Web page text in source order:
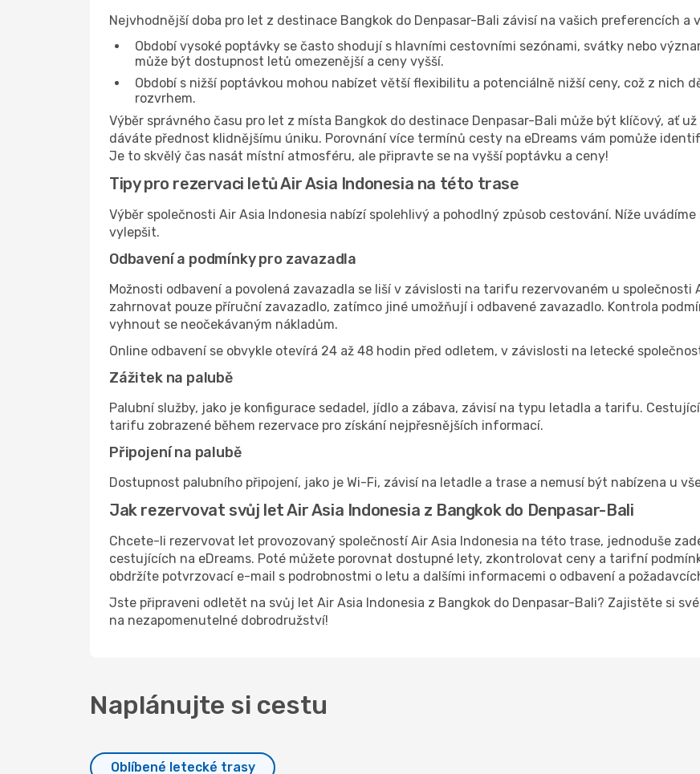
Nejvhodnější doba pro let z destinace Bangkok do Denpasar-Bali závisí na vašich preferencích a
Období vysoké poptávky se často shodují s hlavními cestovními sezónami, svátky nebo
může být dostupnost letů omezenější a ceny vyšší.
Období s nižší poptávkou mohou nabízet větší flexibilitu a potenciálně nižší ceny, což z nich
rozvrhem.
Výběr správného času pro let z místa Bangkok do destinace Denpasar-Bali může být klíčový, ať
dáváte přednost klidnějšímu úniku. Porovnání více termínů cesty na eDreams vám pomůže
Je to skvělý čas nasát místní atmosféru, ale připravte se na vyšší poptávku a ceny!
Tipy pro rezervaci letů Air Asia Indonesia na této trase
Výběr společnosti Air Asia Indonesia nabízí spolehlivý a pohodlný způsob cestování. Níže
vylepšit.
Odbavení a podmínky pro zavazadla
Možnosti odbavení a povolená zavazadla se liší v závislosti na tarifu rezervovaném u společnosti
zahrnovat pouze příruční zavazadlo, zatímco jiné umožňují i odbavené zavazadlo. Kontrola
vyhnout se neočekávaným nákladům.
Online odbavení se obvykle otevírá 24 až 48 hodin před odletem, v závislosti na letecké
Zážitek na palubě
Palubní služby, jako je konfigurace sedadel, jídlo a zábava, závisí na typu letadla a tarifu.
tarifu zobrazené během rezervace pro získání nejpřesnějších informací.
Připojení na palubě
Dostupnost palubního připojení, jako je Wi-Fi, závisí na letadle a trase a nemusí být nabízena u
Jak rezervovat svůj let Air Asia Indonesia z Bangkok do Denpasar-Bali
Chcete-li rezervovat let provozovaný společností Air Asia Indonesia na této trase, jednoduše
cestujících na eDreams. Poté můžete porovnat dostupné lety, zkontrolovat ceny a tarifní
obdržíte potvrzovací e-mail s podrobnostmi o letu a dalšími informacemi o odbavení a
Jste připraveni odletět na svůj let Air Asia Indonesia z Bangkok do Denpasar-Bali? Zajistěte si
na nezapomenutelné dobrodružství!
Naplánujte si cestu
Oblíbené letecké trasy